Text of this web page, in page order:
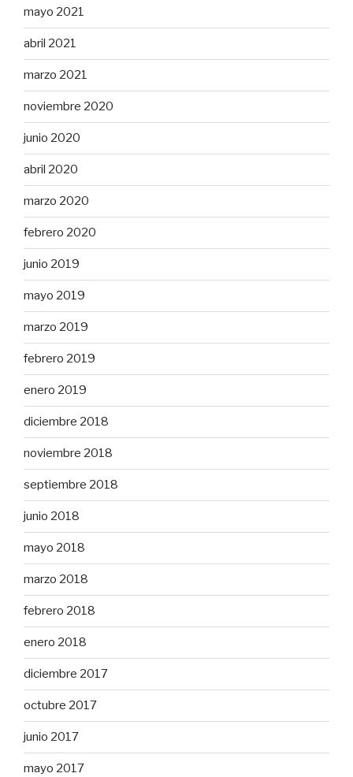
mayo 2021
abril 2021
marzo 2021
noviembre 2020
junio 2020
abril 2020
marzo 2020
febrero 2020
junio 2019
mayo 2019
marzo 2019
febrero 2019
enero 2019
diciembre 2018
noviembre 2018
septiembre 2018
junio 2018
mayo 2018
marzo 2018
febrero 2018
enero 2018
diciembre 2017
octubre 2017
junio 2017
mayo 2017